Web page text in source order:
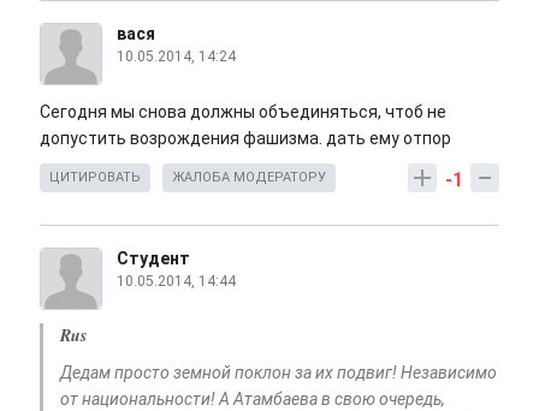
вася
10.05.2014, 14:24
Сегодня мы снова должны объединяться, чтоб не
допустить возрождения фашизма. дать ему отпор
-1
ЦИТИРОВАТЬ ЖАЛОБА МОДЕРАТОРУ
Студент
10.05.2014, 14:44
Rus
Дедам просто земной поклон за их подвиг! Независимо
от национальности! А Атамбаева в свою очередь,